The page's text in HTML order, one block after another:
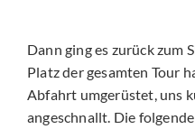
Dann ging es zurück zum
Platz der gesamten Tour
Abfahrt umgerüstet, uns
angeschnallt. Die